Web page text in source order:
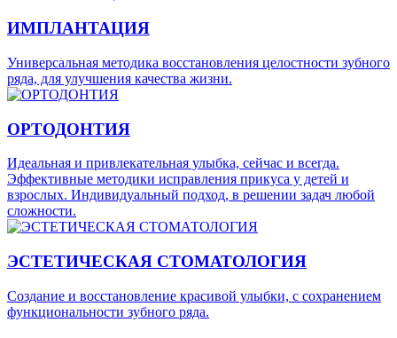
ИМПЛАНТАЦИЯ
Универсальная методика восстановления целостности зубного
ряда, для улучшения качества жизни.
ОРТОДОНТИЯ
Идеальная и привлекательная улыбка, сейчас и всегда.
Эффективные методики исправления прикуса у детей и
взрослых. Индивидуальный подход, в решении задач любой
сложности.
ЭСТЕТИЧЕСКАЯ СТОМАТОЛОГИЯ
Создание и восстановление красивой улыбки, с сохранением
функциональности зубного ряда.